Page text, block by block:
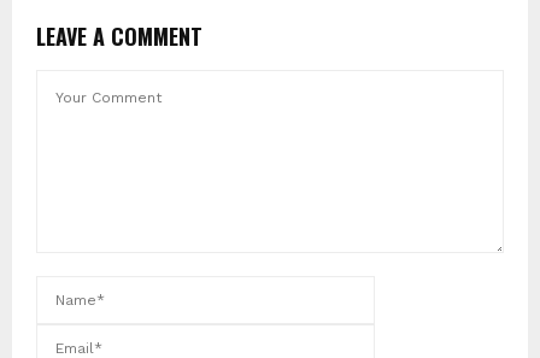
LEAVE A COMMENT